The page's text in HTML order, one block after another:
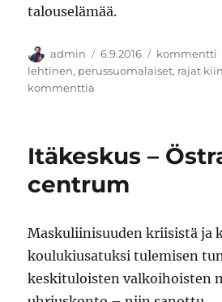
talouselämää.
Kirjoittaja
admin Julkaistu
6.9.2016 Kategoriat
kommentti
lehtinen, perussuomalaiset, rajat
kommenttia
Itäkeskus –
centrum
Maskuliinisuuden kriisistä ja
koulukiusatuksi tulemisen
keskituloisten valkoihoisten